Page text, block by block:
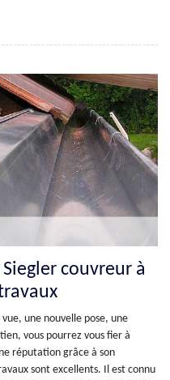
couvreur à
une nouvelle pose, une
vous pourrez vous fier à
réputation grâce à son
sont excellents. Il est connu